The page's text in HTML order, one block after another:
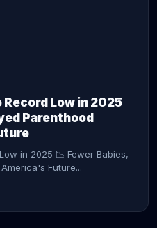
Record Low in 2025
Parenthood
in 2025 📉 Fewer Babies,
Future...